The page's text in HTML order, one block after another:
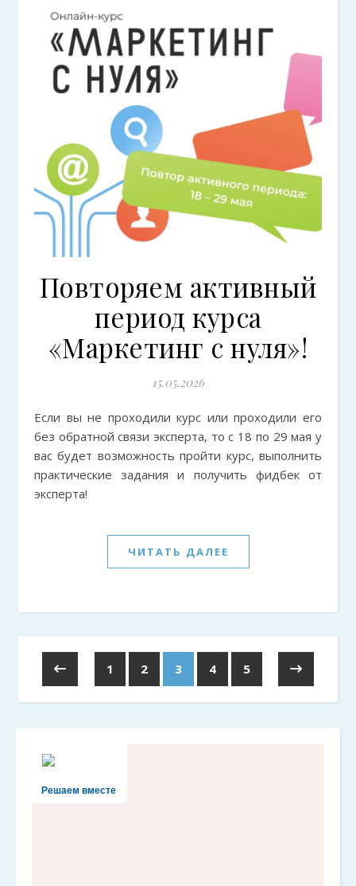
Повторяем активный
период курса
«Маркетинг с нуля»!
15.05.2026
Если вы не проходили курс или проходили его
без обратной связи эксперта, то с 18 по 29 мая у
вас будет возможность пройти курс, выполнить
практические задания и получить фидбек от
эксперта!
ЧИТАТЬ ДАЛЕЕ
1 2 3 4 5
Решаем вместе